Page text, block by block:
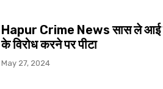
Hapur Crime News सास ले आई
के विरोध करने पर पीटा
May 27, 2024